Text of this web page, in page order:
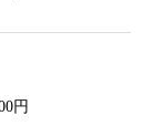
円